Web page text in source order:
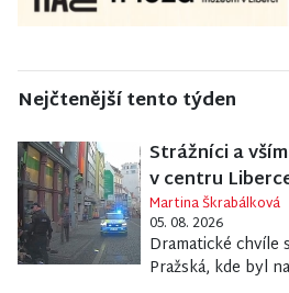
Nejčtenější tento týden
Strážníci a
v centru
Martina Škrabálková
05. 08. 2026
Dramatické chvíle
Pražská, kde byl